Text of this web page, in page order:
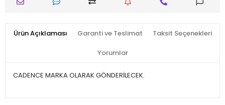
Ürün Açıklaması Garanti ve Teslimat Taksit Seçenekleri
Yorumlar
CADENCE MARKA OLARAK GÖNDERİLECEK.